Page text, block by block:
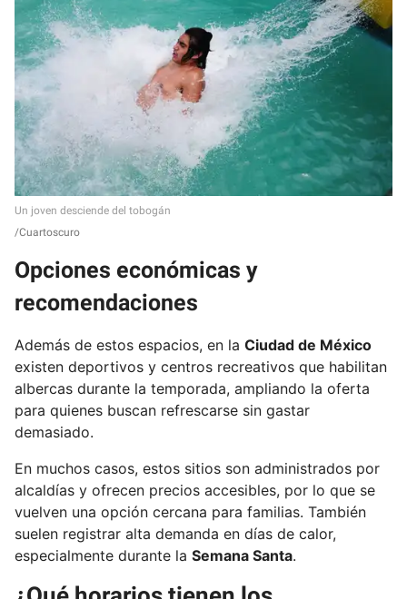
Un joven desciende del tobogán
Cuartoscuro
Opciones económicas y
recomendaciones
Además de estos espacios, en la Ciudad de México
existen deportivos y centros recreativos que habilitan
albercas durante la temporada, ampliando la oferta
para quienes buscan refrescarse sin gastar
demasiado.
En muchos casos, estos sitios son administrados por
alcaldías y ofrecen precios accesibles, por lo que se
vuelven una opción cercana para familias. También
suelen registrar alta demanda en días de calor,
especialmente durante la Semana Santa.